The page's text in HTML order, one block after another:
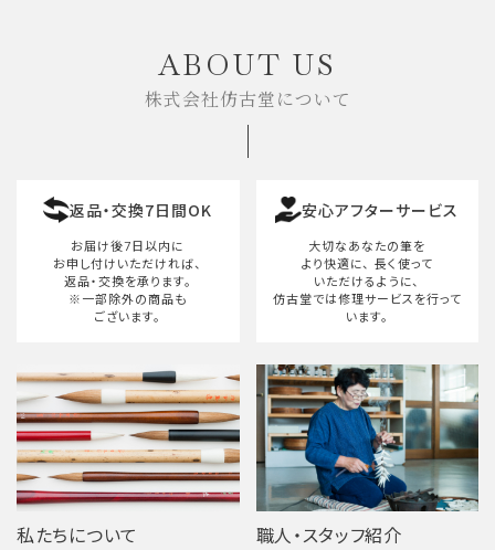
検索する
ABOUT US
株式会社仿古堂について
返品・交換7日間OK
お届け後7日以内に
お申し付けいただければ、
返品・交換を承ります。
※一部除外の商品も
ございます。
安心アフターサービス
大切なあなたの筆を
より快適に、 長く使って
いただけるように、
仿古堂では修理サービスを行って
います。
私たちについて 職人・スタッフ紹介